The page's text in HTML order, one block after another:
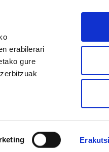
erabilerari
gure